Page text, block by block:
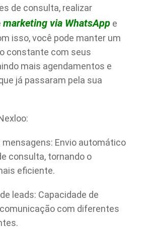
de consulta, realizar
marketing via WhatsApp e
isso, você pode manter um
constante com seus
mais agendamentos e
já passaram pela sua
Envio automático
consulta, tornando o
eficiente.
leads: Capacidade de
com diferentes